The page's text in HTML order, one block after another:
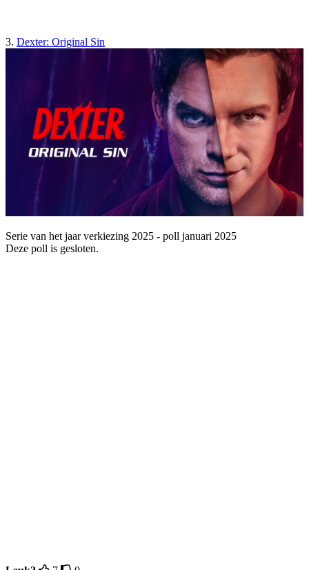
3. Dexter: Original Sin
Serie van het jaar verkiezing 2025 - poll januari 2025
Deze poll is gesloten.